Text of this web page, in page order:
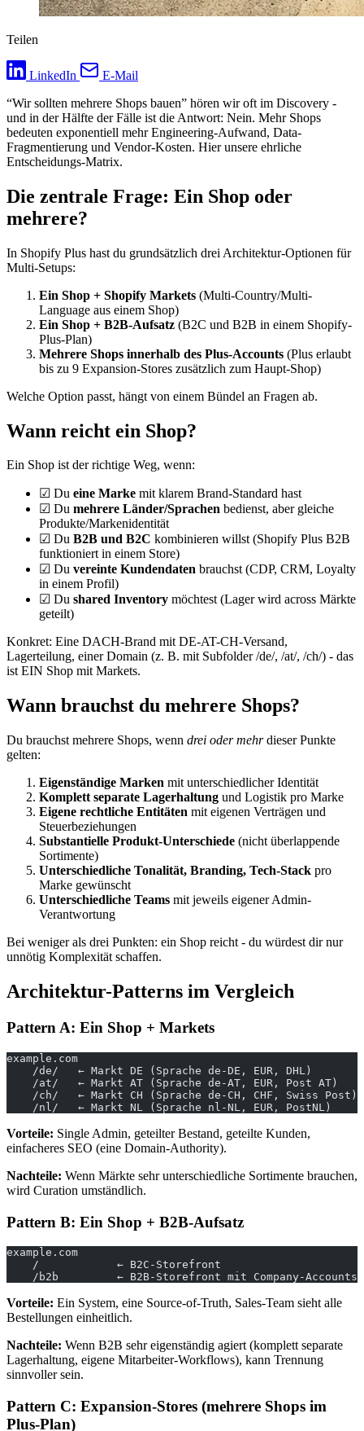
Teilen
LinkedIn
E-Mail
“Wir sollten mehrere Shops bauen” hören wir oft im Discovery -
und in der Hälfte der Fälle ist die Antwort: Nein. Mehr Shops
bedeuten exponentiell mehr Engineering-Aufwand, Data-
Fragmentierung und Vendor-Kosten. Hier unsere ehrliche
Entscheidungs-Matrix.
Die zentrale Frage: Ein Shop oder
mehrere?
In Shopify Plus hast du grundsätzlich drei Architektur-Optionen für
Multi-Setups:
Ein Shop + Shopify Markets (Multi-Country/Multi-
Language aus einem Shop)
Ein Shop + B2B-Aufsatz (B2C und B2B in einem Shopify-
Plus-Plan)
Mehrere Shops innerhalb des Plus-Accounts (Plus erlaubt
bis zu 9 Expansion-Stores zusätzlich zum Haupt-Shop)
Welche Option passt, hängt von einem Bündel an Fragen ab.
Wann reicht ein Shop?
Ein Shop ist der richtige Weg, wenn:
☑ Du eine Marke mit klarem Brand-Standard hast
☑ Du mehrere Länder/Sprachen bedienst, aber gleiche
Produkte/Markenidentität
☑ Du B2B und B2C kombinieren willst (Shopify Plus B2B
funktioniert in einem Store)
☑ Du vereinte Kundendaten brauchst (CDP, CRM, Loyalty
in einem Profil)
☑ Du shared Inventory möchtest (Lager wird across Märkte
geteilt)
Konkret: Eine DACH-Brand mit DE-AT-CH-Versand,
Lagerteilung, einer Domain (z. B. mit Subfolder /de/, /at/, /ch/) - das
ist EIN Shop mit Markets.
Wann brauchst du mehrere Shops?
Du brauchst mehrere Shops, wenn drei oder mehrdieser Punkte
gelten:
Eigenständige Marken mit unterschiedlicher Identität
Komplett separate Lagerhaltung und Logistik pro Marke
Eigene rechtliche Entitäten mit eigenen Verträgen und
Steuerbeziehungen
Substantielle Produkt-Unterschiede (nicht überlappende
Sortimente)
Unterschiedliche Tonalität, Branding, Tech-Stack pro
Marke gewünscht
Unterschiedliche Teams mit jeweils eigener Admin-
Verantwortung
Bei weniger als drei Punkten: ein Shop reicht - du würdest dir nur
unnötig Komplexität schaffen.
Architektur-Patterns im Vergleich
Pattern A: Ein Shop + Markets
example.com
    /de/   ← Markt DE (Sprache de-DE, EUR, DHL)
    /at/   ← Markt AT (Sprache de-AT, EUR, Post AT)
    /ch/   ← Markt CH (Sprache de-CH, CHF, Swiss Post)
    /nl/   ← Markt NL (Sprache nl-NL, EUR, PostNL)
Vorteile: Single Admin, geteilter Bestand, geteilte Kunden,
einfacheres SEO (eine Domain-Authority).
Nachteile: Wenn Märkte sehr unterschiedliche Sortimente brauchen,
wird Curation umständlich.
Pattern B: Ein Shop + B2B-Aufsatz
example.com
    /            ← B2C-Storefront
/b2b         ← B2B-Storefront mit Company-
Vorteile: Ein System, eine Source-of-Truth, Sales-Team sieht alle
Bestellungen einheitlich.
Nachteile: Wenn B2B sehr eigenständig agiert (komplett separate
Lagerhaltung, eigene Mitarbeiter-Workflows), kann Trennung
sinnvoller sein.
Pattern C: Expansion-Stores (mehrere Shops im
Plus-Plan)